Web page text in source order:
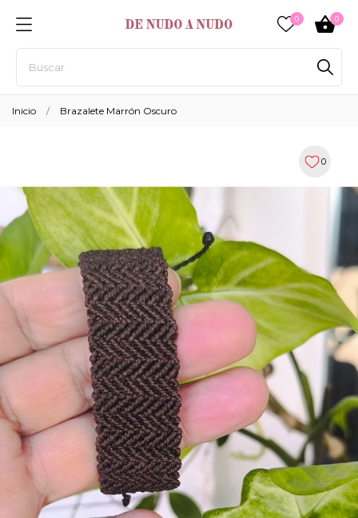
0
0
Inicio Brazalete Marrón Oscuro
0